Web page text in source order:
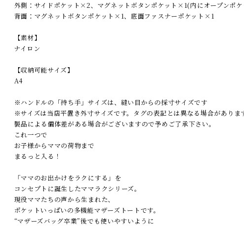
外側：サイドポケット×2、マグネットボタンポケット×1(内にオープンポ
背面：マグネットボタンポケット×1、底面ファスナーポケット×1
【素材】
ナイロン
【収納可能サイズ】
A4
※ハンドルの「持ち手」サイズは、縫い目からの採寸サイズです
※サイズは当店平置き外寸サイズです。タグの表記とは異なる場合がありま
製品による個体差がある場合がございますので予めご了承下さい。
これ一つで
お子様からママの荷物まで
まるっと入る！
「ママのお出かけをラクにする」を
コンセプトに誕生したママラクシリーズ。
現役ママたちの声から生まれた、
ポケットいっぱいの多機能マザーズトートです。
“マザーズバッグ卒業”後でも使いやすいように